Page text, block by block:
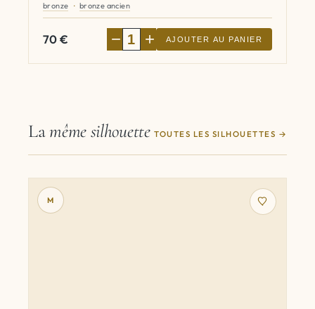
bronze bronze ancien
70€ − + AJOUTER AU PANIER
Lamême silhouette TOUTES LES SILHOUETTES
M